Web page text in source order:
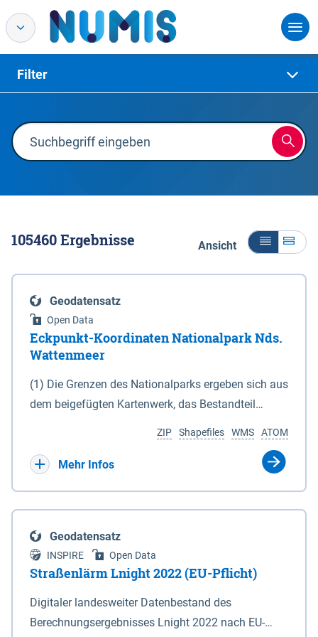
Filter
105460Ergebnisse Ansicht
Geodatensatz
Open Data
Eckpunkt-Koordinaten Nationalpark Nds.
Wattenmeer
(1) Die Grenzen des Nationalparks ergeben sich aus
dem beigefügten Kartenwerk, das Bestandteil
(DTK) im Maßstab 1 : 100 000 (Anlage 2), 2.
verkleinerte Amtliche Karte 1 : 5 000 (AK5) im
projizierte Koordinaten im Europäischen
Terrestrischen Referenzsystem 1989 (ETRS 89) mit
der Universalen Transversalen Mercator-Abbildung
bezogen auf die Zone 32 N (UTM 32N) dargestellt
(Anlage 4); Gleiches gilt für die geografischen
ATOM
WMS
Shapefiles
ZIP
Mehr Infos
Geodatensatz
INSPIRE Open Data
Straßenlärm Lnight 2022 (EU-Pflicht)
Digitaler landesweiter Datenbestand des
Berechnungsergebnisses Lnight 2022 nach EU-